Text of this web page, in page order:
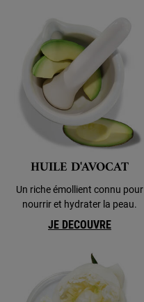
HUILE D'AVOCAT
Un riche émollient connu pour
nourrir et hydrater la peau.
JE DECOUVRE